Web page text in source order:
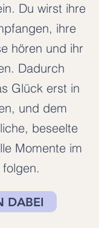
Du wirst ihre
ihre
hören und ihr
Dadurch
Glück erst in
und dem
beseelte
Momente im
DABEI